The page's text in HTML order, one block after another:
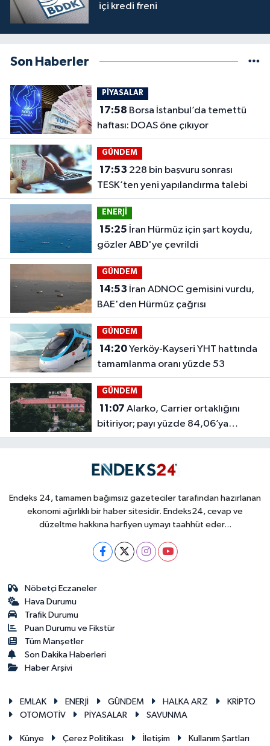
içi kredi freni
Son Haberler
PİYASALAR
17:58
haftası: DOAS öne çıkıyor
GÜNDEM
17:53
TESK’ten yeni yapılandırma talebi
ENERJİ
15:25
gözler ABD'ye çevrildi
GÜNDEM
14:53
BAE'den Hürmüz çağrısı
GÜNDEM
14:20Yerköy-Kayseri YHT hattında
tamamlanma oranı yüzde 53
GÜNDEM
11:07
bitiriyor; payı yüzde 84,06’ya
çıkacak
Endeks 24, tamamen bağımsız gazeteciler tarafından hazırlanan
ekonomi ağırlıklı bir haber sitesidir. Endeks24, cevap ve
düzeltme hakkına harfiyen uymayı taahhüt eder...
Nöbetçi Eczaneler
Hava Durumu
Trafik Durumu
Puan Durumu ve Fikstür
Tüm Manşetler
Son Dakika Haberleri
Haber Arşivi
EMLAK ENERJİ GÜNDEM HALKA ARZ
KRİPTO
OTOMOTİV
PİYASALAR SAVUNMA
Künye Çerez Politikası İletişim Kullanım Şartları